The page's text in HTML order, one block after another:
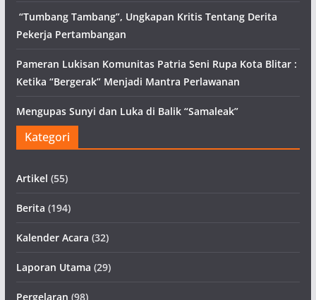
“Tumbang Tambang”, Ungkapan Kritis Tentang Derita
Pekerja Pertambangan
Pameran Lukisan Komunitas Patria Seni Rupa Kota Blitar :
Ketika “Bergerak” Menjadi Mantra Perlawanan
Mengupas Sunyi dan Luka di Balik “Samaleak”
Kategori
Artikel (55)
Berita (194)
Kalender Acara (32)
Laporan Utama (29)
Pergelaran (98)